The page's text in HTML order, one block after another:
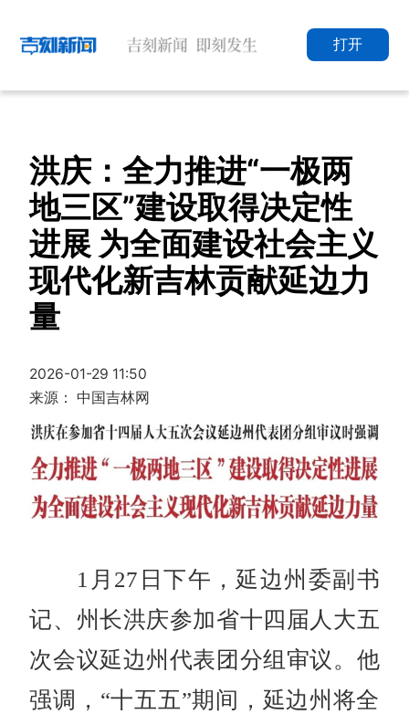
打开
洪庆：全力推进“一极两
地三区”建设取得决定性
进展 为全面建设社会主义
现代化新吉林贡献延边力
量
2026-01-29 11:50
来源： 中国吉林网
1月27日下午，延边州委副书
记、州长洪庆参加省十四届人大五
次会议延边州代表团分组审议。他
强调，“十五五”期间，延边州将全